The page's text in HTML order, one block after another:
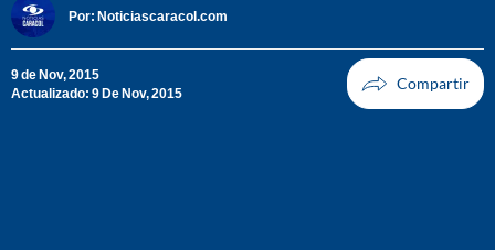
Por: Noticiascaracol.com
9 de Nov, 2015
Actualizado: 9 De Nov, 2015